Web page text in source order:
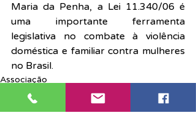
Maria da Penha, a Lei 11.340/06 é
uma importante ferramenta
legislativa no combate à violência
doméstica e familiar contra mulheres
no Brasil.
Associação
Notícias